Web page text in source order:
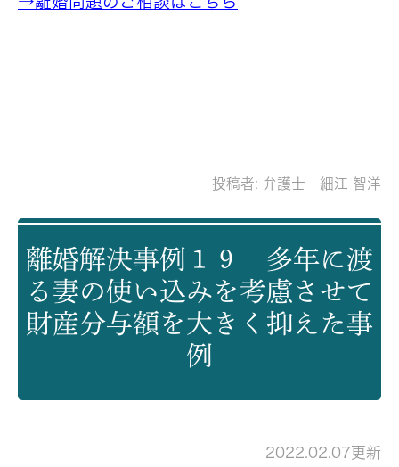
投稿者: 弁護士 細江 智洋
離婚解決事例１９ 多年に渡
る妻の使い込みを考慮させて
財産分与額を大きく抑えた事
例
2022.02.07更新